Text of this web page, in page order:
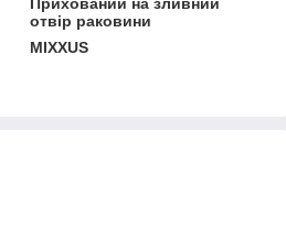
отвір раковини
MIXXUS